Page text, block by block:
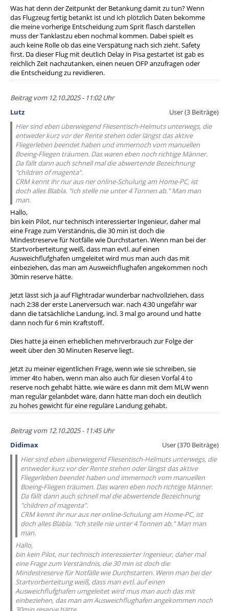
Was hat denn der Zeitpunkt der Betankung damit zu tun? Wenn
das Flugzeug fertig betankt ist und ich plötzlich Daten bekomme
die meine vorherige Entscheidung zum Sprit flasch darstellen
muss der Tanklastzu eben nochmal kommen. Dabei spielt es
auch keine Rolle ob das eine Verspätung nach sich zieht. Safety
first. Da dieser Flug mit deutlich Delay in Pisa gestartet ist gab es
reichlich Zeit nachzutanken, einen neuen OFP anzufragen oder
die Entscheidung zu revidieren.
Beitrag vom 12.10.2025 - 11:02 Uhr
Lutz
User (3 Beiträge)
Hier sind eben überwiegend Fliesentisch-Helmuts unterwegs, die
entweder kurz vor der Rente stehen oder längst das aktive
Fliegerleben beendet haben und immernoch vom manuellen
Boeing-Fliegen träumen. Das waren eben noch richtige Männer.
Da fällt dann auch schnell mal die abwertende Bezeichnung
"children of magenta".
CRM kennt ihr nur aus ner online-Schulung am Home-PC, ist
doch alles Blabla. "Ich stelle nie unter 4 Tonnen ab." Man man
man.
Hallo,
bin kein Pilot, nur technisch interessierter Ingenieur, daher mal
eine Frage zum Verständnis, die 30 min ist doch die
Mindestreserve für Notfälle wie Durchstarten. Wenn man bei der
Startvorberteitung weiß, dass man evtl. auf einen
Ausweichflufghafen umgeleitet wird mus man auch das mit
einbeziehen, das man am Ausweichflughafen angekommen noch
30min reserve hätte.
Jetzt lässt sich ja auf Flightradar wunderbar nachvollziehen, dass
nach 2:38 der erste Lanerversuch war. nach 4:30 ungefähr war
dann die tatsächliche Landung, incl. 3 mal go around und hatte
dann noch für 6 min Kraftstoff.
Dies hatte ja einen erheblichen mehrverbrauch zur Folge der
weeit über den 30 Minuten Reserve liegt.
Jetzt zu meiner eigentlichen Frage, wenn wie sie schreiben, sie
immer 4to haben, wenn man also auch für diesen Vorfal 4 to
reserve noch gehabt hätte, wie wäre es dann mit dem MLW wenn
man regulär gelanbdet wäre, dann hätte man doch ein deutlich
zu hohes gewicht für eine reguläre Landung gehabt.
Beitrag vom 12.10.2025 - 11:45 Uhr
Didimax
User (370 Beiträge)
Hier sind eben überwiegend Fliesentisch-Helmuts unterwegs, die
entweder kurz vor der Rente stehen oder längst das aktive
Fliegerleben beendet haben und immernoch vom manuellen
Boeing-Fliegen träumen. Das waren eben noch richtige Männer.
Da fällt dann auch schnell mal die abwertende Bezeichnung
"children of magenta".
CRM kennt ihr nur aus ner online-Schulung am Home-PC, ist
doch alles Blabla. "Ich stelle nie unter 4 Tonnen ab." Man man
man.
Hallo,
bin kein Pilot, nur technisch interessierter Ingenieur, daher mal
eine Frage zum Verständnis, die 30 min ist doch die
Mindestreserve für Notfälle wie Durchstarten. Wenn man bei der
Startvorberteitung weiß, dass man evtl. auf einen
Ausweichflufghafen umgeleitet wird mus man auch das mit
einbeziehen, das man am Ausweichflughafen angekommen noch